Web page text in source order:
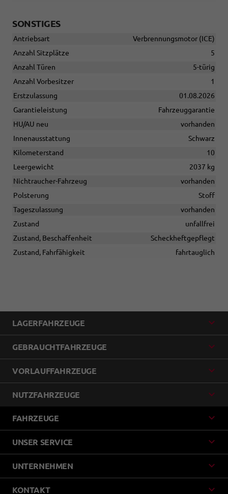
SONSTIGES
Antriebsart
Verbrennungsmotor (ICE)
Anzahl Sitzplätze
5
Anzahl Türen
5-türig
Anzahl Vorbesitzer
1
Erstzulassung
01.08.2026
Garantieleistung
Fahrzeuggarantie
HU/AU neu
vorhanden
Innenausstattung
Schwarz
Kilometerstand
10
Leergewicht
2037 kg
Nichtraucher-Fahrzeug
vorhanden
Polsterung
Stoff
Tageszulassung
vorhanden
Zustand
unfallfrei
Zustand, Beschaffenheit
Scheckheftgepflegt
Zustand, Fahrfähigkeit
fahrtauglich
LAGERFAHRZEUGE
GEBRAUCHTFAHRZEUGE
VORLAUFFAHRZEUGE
NUTZFAHRZEUGE
FAHRZEUGE
UNSER SERVICE
UNTERNEHMEN
KONTAKT